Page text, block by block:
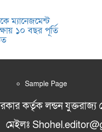
ম্যানেজমেন্ট
১০ বছর পূর্তি
Sample Page
কর্তৃক লন্ডন যুক্তরাজ্য
মেইলঃ